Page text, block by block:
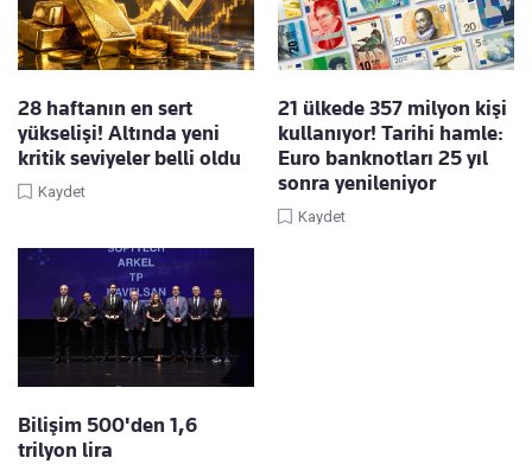
28 haftanın en sert
yükselişi! Altında yeni
kritik seviyeler belli oldu
Kaydet
21 ülkede 357 milyon kişi
kullanıyor! Tarihi hamle:
Euro banknotları 25 yıl
sonra yenileniyor
Kaydet
Bilişim 500'den 1,6
trilyon lira